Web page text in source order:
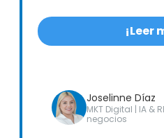
¡Leer
Joselinne Díaz
MKT Digital | IA &
negocios